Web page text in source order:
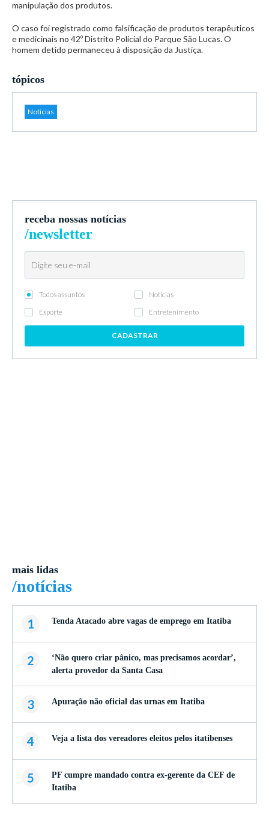
manipulação dos produtos.
O caso foi registrado como falsificação de produtos terapêuticos
e medicinais no 42º Distrito Policial do Parque São Lucas. O
homem detido permaneceu à disposição da Justiça.
tópicos
Notícias
receba nossas notícias
/newsletter
Todos assuntos
Notícias
Esporte
Entretenimento
CADASTRAR
mais lidas
/notícias
1 Tenda Atacado abre vagas de emprego em Itatiba
2
‘Não quero criar pânico, mas precisamos acordar’,
alerta provedor da Santa Casa
3 Apuração não oficial das urnas em Itatiba
4 Veja a lista dos vereadores eleitos pelos itatibenses
5
PF cumpre mandado contra ex-gerente da CEF de
Itatiba